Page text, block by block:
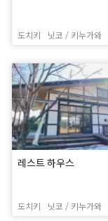
도치키 닛코 / 키누가와
레스트 하우스
도치키 닛코 / 키누가와